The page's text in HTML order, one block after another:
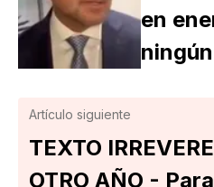
en
Artículo siguiente
TEXTO
OTRO AÑO -